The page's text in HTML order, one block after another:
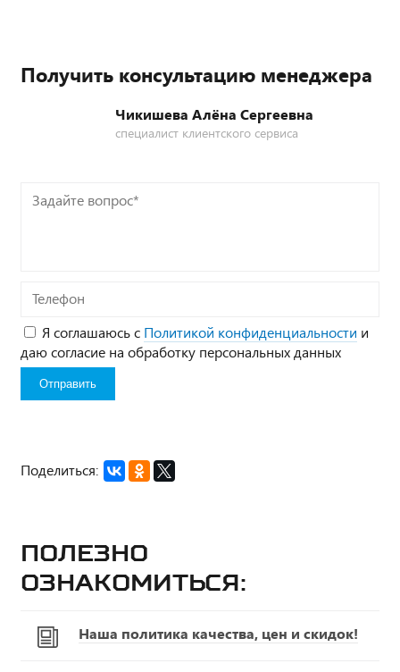
Получить консультацию менеджера
Чикишева Алёна Сергеевна
специалист клиентского сервиса
Задайте
вопрос*
Телефон
Я соглашаюсь с Политикой конфиденциальности и
даю согласие на обработку персональных данных
Поделиться:
Полезно
ознакомиться:
Наша политика качества, цен и скидок!